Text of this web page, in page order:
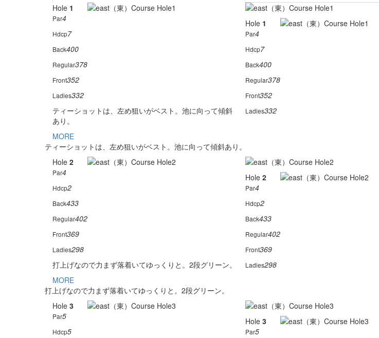
Hole 1
Par4
Hdcp7
Back400
Regular378
Front352
Ladies332
ティーショットは、左め狙いがベスト。池に向って傾斜
あり。
MORE
Hole 1
Par4
Hdcp7
Back400
Regular378
Front352
Ladies332
ティーショットは、左め狙いがベスト。池に向って傾斜あり。
Hole 2
Par4
Hdcp2
Back433
Regular402
Front369
Ladies298
打上げなので力まず落着いてゆっくりと。2段グリーン。
MORE
Hole 2
Par4
Hdcp2
Back433
Regular402
Front369
Ladies298
打上げなので力まず落着いてゆっくりと。2段グリーン。
Hole 3
Par5
Hdcp5
Hole 3
Par5